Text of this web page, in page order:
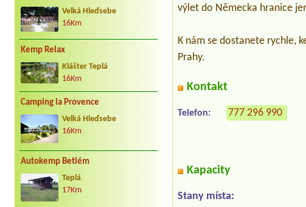
Velká Hleďsebe
16Km
Kemp Relax
Klášter Teplá
16Km
Camping la Provence
Velká Hleďsebe
16Km
Autokemp Betlém
Teplá
17Km
výlet do Německa hranice
K nám se dostanete rychle,
Prahy.
Kontakt
Telefon: 777 296 990
Kapacity
Stany místa: